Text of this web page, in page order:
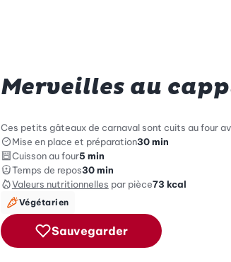
Merveilles au
Ces petits gâteaux de carnaval sont cuits au four
Mise en place et préparation30 min
Cuisson au four5 min
Temps de repos30 min
Valeurs nutritionnelles par pièce73 kcal
Végétarien
Sauvegarder